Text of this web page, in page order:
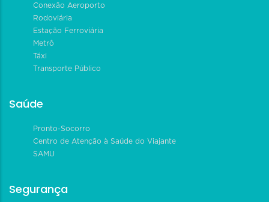
Conexão Aeroporto
Rodoviária
Estação Ferroviária
Metrô
Táxi
Transporte Público
Saúde
Pronto-Socorro
Centro de Atenção à Saúde do Viajante
SAMU
Segurança